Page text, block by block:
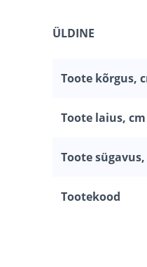
ÜLDINE
Toote kõrgus,
Toote laius, cm
Toote
Tootekood